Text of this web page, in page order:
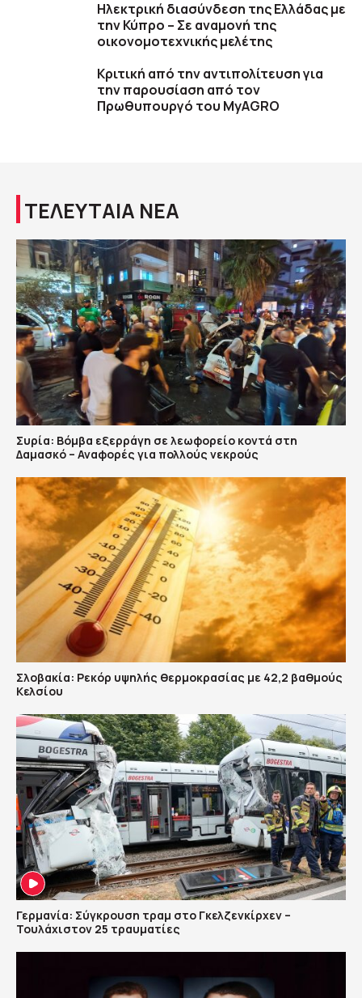
Ηλεκτρική διασύνδεση της Ελλάδας με
την Κύπρο – Σε αναμονή της
οικονομοτεχνικής μελέτης
Κριτική από την αντιπολίτευση για
την παρουσίαση από τον
Πρωθυπουργό του MyAGRO
ΤΕΛΕΥΤΑΙΑ ΝΕΑ
Συρία: Βόμβα εξερράγη σε λεωφορείο κοντά στη
Δαμασκό – Αναφορές για πολλούς νεκρούς
Σλοβακία: Ρεκόρ υψηλής θερμοκρασίας με 42,2 βαθμούς
Κελσίου
Γερμανία: Σύγκρουση τραμ στο Γκελζενκίρχεν –
Τουλάχιστον 25 τραυματίες